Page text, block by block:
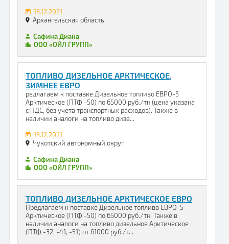
13.12.2021
Архангельская область
Сафина Диана
ООО «ОЙЛ ГРУПП»
ТОПЛИВО ДИЗЕЛЬНОЕ АРКТИЧЕСКОЕ,
ЗИМНЕЕ ЕВРО
редлагаем к поставке Дизельное топливо ЕВРО-5
Арктическое (ПТФ -50) по 65000 руб./тн (цена указана
с НДС, без учета транспортных расходов). Также в
наличии аналоги на топливо дизе...
13.12.2021
Чукотский автономный округ
Сафина Диана
ООО «ОЙЛ ГРУПП»
ТОПЛИВО ДИЗЕЛЬНОЕ АРКТИЧЕСКОЕ ЕВРО
Предлагаем к поставке Дизельное топливо ЕВРО-5
Арктическое (ПТФ -50) по 65000 руб./тн. Также в
наличии аналоги на топливо дизельное Арктическое
(ПТФ -32, -41, -51) от 61000 руб./т...